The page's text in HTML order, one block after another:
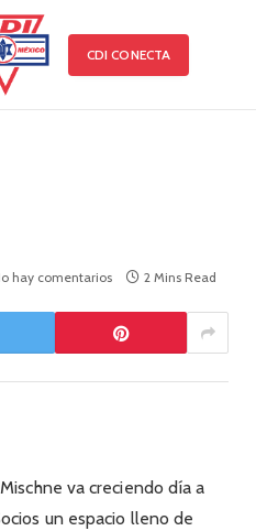
CDI CONECTA
hay comentarios 2 Mins Read
va creciendo día a
un espacio lleno de